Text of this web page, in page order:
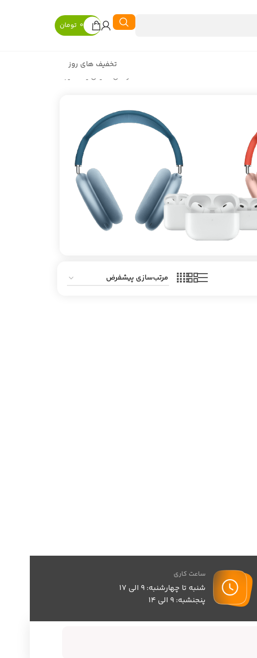
تومان 0
تخفیف های روز
در حال نمایش یک نتیجه
ساعت کاری
شنبه تا چهارشنبه: 9 الی 17
پنجنشبه: 9 الی 14